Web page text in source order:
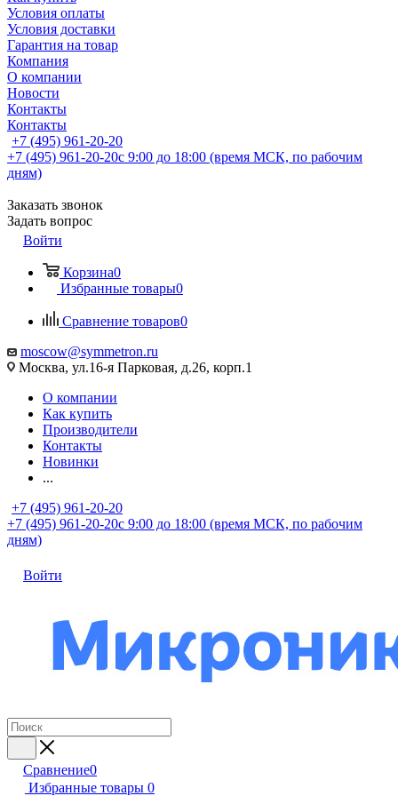
Условия оплаты
Условия доставки
Гарантия на товар
Компания
О компании
Новости
Контакты
Контакты
+7 (495) 961-20-20
+7 (495) 961-20-20с 9:00 до 18:00 (время МСК, по рабочим
дням)
Заказать звонок
Задать вопрос
Войти
Корзина0
Избранные товары0
Сравнение товаров0
moscow@symmetron.ru
Москва, ул.16-я Парковая, д.26, корп.1
О компании
Как купить
Производители
Контакты
Новинки
...
+7 (495) 961-20-20
+7 (495) 961-20-20с 9:00 до 18:00 (время МСК, по рабочим
дням)
Войти
Сравнение0
Избранные товары 0